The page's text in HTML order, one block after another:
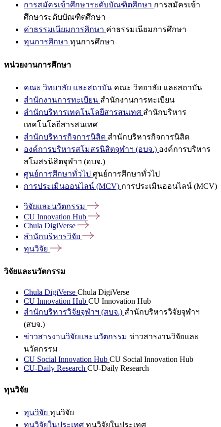
การสมัครเข้าศึกษาระดับบัณฑิตศึกษา การสมัครเข้า
ศึกษาระดับบัณฑิตศึกษา
ค่าธรรมเนียมการศึกษา ค่าธรรมเนียมการศึกษา
ทุนการศึกษา ทุนการศึกษา
หน่วยงานการศึกษา
คณะ วิทยาลัย และสถาบัน คณะ วิทยาลัย และสถาบัน
สำนักงานการทะเบียน สำนักงานการทะเบียน
สำนักบริหารเทคโนโลยีสารสนเทศ สำนักบริหาร
เทคโนโลยีสารสนเทศ
สำนักบริหารกิจการนิสิต สำนักบริหารกิจการนิสิต
องค์การบริหารสโมสรนิสิตจุฬาฯ (อบจ.) องค์การบริหาร
สโมสรนิสิตจุฬาฯ (อบจ.)
ศูนย์การศึกษาทั่วไป ศูนย์การศึกษาทั่วไป
การประเมินออนไลน์ (MCV) การประเมินออนไลน์ (MCV)
วิจัยและนวัตกรรม
CU Innovation Hub
Chula DigiVerse
สำนักบริหารวิจัย
ทุนวิจัย
วิจัยและนวัตกรรม
Chula DigiVerse Chula DigiVerse
CU Innovation Hub CU Innovation Hub
สำนักบริหารวิจัยจุฬาฯ (สบจ.) สำนักบริหารวิจัยจุฬาฯ
(สบจ.)
ข่าวสารงานวิจัยและนวัตกรรม ข่าวสารงานวิจัยและ
นวัตกรรม
CU Social Innovation Hub CU Social Innovation Hub
CU-Daily Research CU-Daily Research
ทุนวิจัย
ทุนวิจัย ทุนวิจัย
ทุนวิจัยในประเทศ ทุนวิจัยในประเทศ